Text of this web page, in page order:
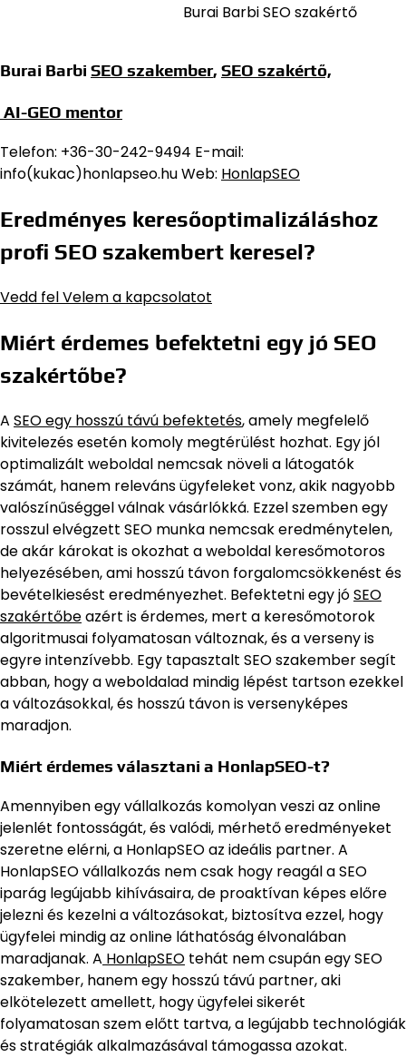
Burai Barbi SEO szakértő
Burai Barbi SEO szakember, SEO szakértő,
AI-GEO mentor
Telefon: +36-30-242-9494 E-mail:
info(kukac)honlapseo.hu Web: HonlapSEO
Eredményes keresőoptimalizáláshoz
profi SEO szakembert keresel?
Vedd fel Velem a kapcsolatot
Miért érdemes befektetni egy jó SEO
szakértőbe?
A SEO egy hosszú távú befektetés, amely megfelelő
kivitelezés esetén komoly megtérülést hozhat. Egy jól
optimalizált weboldal nemcsak növeli a látogatók
számát, hanem releváns ügyfeleket vonz, akik nagyobb
valószínűséggel válnak vásárlókká. Ezzel szemben egy
rosszul elvégzett SEO munka nemcsak eredménytelen,
de akár károkat is okozhat a weboldal keresőmotoros
helyezésében, ami hosszú távon forgalomcsökkenést és
bevételkiesést eredményezhet. Befektetni egy jóSEO
szakértőbeazért is érdemes, mert a keresőmotorok
algoritmusai folyamatosan változnak, és a verseny is
egyre intenzívebb. Egy tapasztalt SEO szakember segít
abban, hogy a weboldalad mindig lépést tartson ezekkel
a változásokkal, és hosszú távon is versenyképes
maradjon.
Miért érdemes választani a HonlapSEO-t?
Amennyiben egy vállalkozás komolyan veszi az online
jelenlét fontosságát, és valódi, mérhető eredményeket
szeretne elérni, a HonlapSEO az ideális partner. A
HonlapSEO vállalkozás nem csak hogy reagál a SEO
iparág legújabb kihívásaira, de proaktívan képes előre
jelezni és kezelni a változásokat, biztosítva ezzel, hogy
ügyfelei mindig az online láthatóság élvonalában
maradjanak. A HonlapSEO tehát nem csupán egy SEO
szakember, hanem egy hosszú távú partner, aki
elkötelezett amellett, hogy ügyfelei sikerét
folyamatosan szem előtt tartva, a legújabb technológiák
és stratégiák alkalmazásával támogassa azokat.